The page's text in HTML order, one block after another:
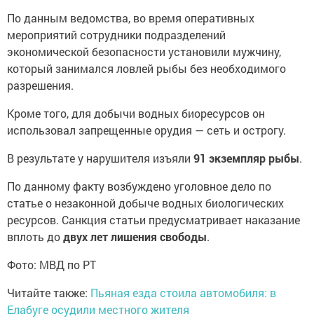
По данным ведомства, во время оперативных
мероприятий сотрудники подразделений
экономической безопасности установили мужчину,
который занимался ловлей рыбы без необходимого
разрешения.
Кроме того, для добычи водных биоресурсов он
использовал запрещенные орудия — сеть и острогу.
В результате у нарушителя изъяли 91 экземпляр рыбы.
По данному факту возбуждено уголовное дело по
статье о незаконной добыче водных биологических
ресурсов. Санкция статьи предусматривает наказание
вплоть додвух лет лишения свободы.
Фото: МВД по РТ
Читайте также: Пьяная езда стоила автомобиля: в
Елабуге осудили местного жителя